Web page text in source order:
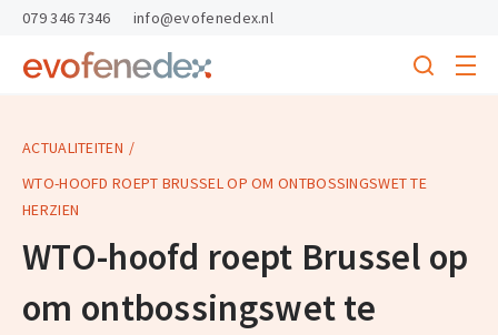
skipToContent
skipToFooter
Return
homepage
Search
menu
079 346 7346 info@evofenedex.nl
ACTUALITEITEN
WTO-HOOFD ROEPT BRUSSEL OP OM ONTBOSSINGSWET TE
HERZIEN
WTO-hoofd roept Brussel op
om ontbossingswet te